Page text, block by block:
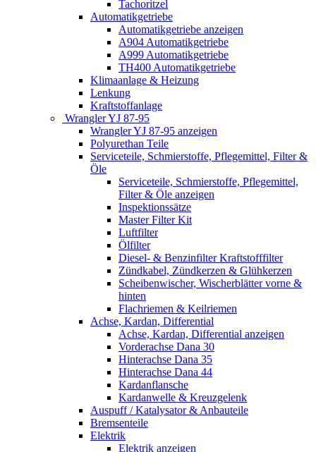
Tachoritzel
Automatikgetriebe
Automatikgetriebe anzeigen
A904 Automatikgetriebe
A999 Automatikgetriebe
TH400 Automatikgetriebe
Klimaanlage & Heizung
Lenkung
Kraftstoffanlage
Wrangler YJ 87-95
Wrangler YJ 87-95 anzeigen
Polyurethan Teile
Serviceteile, Schmierstoffe, Pflegemittel, Filter &
Öle
Serviceteile, Schmierstoffe, Pflegemittel,
Filter & Öle anzeigen
Inspektionssätze
Master Filter Kit
Luftfilter
Ölfilter
Diesel- & Benzinfilter Kraftstofffilter
Zündkabel, Zündkerzen & Glühkerzen
Scheibenwischer, Wischerblätter vorne &
hinten
Flachriemen & Keilriemen
Achse, Kardan, Differential
Achse, Kardan, Differential anzeigen
Vorderachse Dana 30
Hinterachse Dana 35
Hinterachse Dana 44
Kardanflansche
Kardanwelle & Kreuzgelenk
Auspuff / Katalysator & Anbauteile
Bremsenteile
Elektrik
Elektrik anzeigen